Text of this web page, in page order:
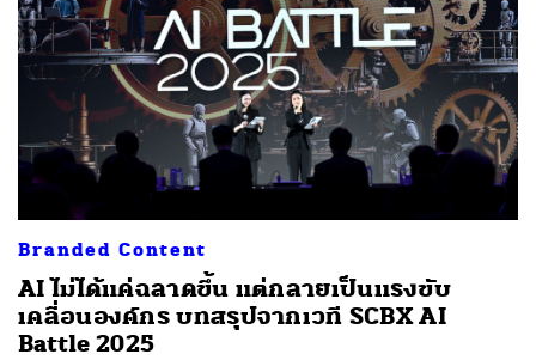
Branded Content
AI ไม่ได้แค่ฉลาดขึ้น แต่กลายเป็นแรงขับ
เคลื่อนองค์กร บทสรุปจากเวที SCBX AI
Battle 2025
ค้นหา
SHARE TWEET LINE EMAIL